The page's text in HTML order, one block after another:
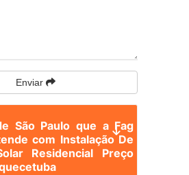
Enviar
São Paulo que a Fag
com Instalação De
Residencial Preço